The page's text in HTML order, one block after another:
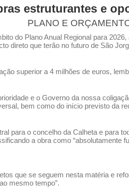
estruturantes e
PLANO E
do Plano Anual Regional para
direto que terão no futuro de São
superior a 4 milhões de euros,
e o Governo da nossa
bem como do início previsto da
para o concelho da Calheta e para
a obra como “absolutamente
que se seguem nesta matéria e
mesmo tempo”.